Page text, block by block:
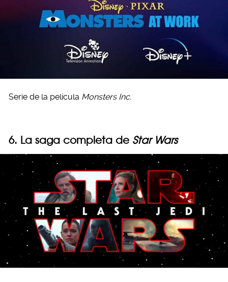
Serie de la película Monsters Inc.
6. La saga completa de Star Wars